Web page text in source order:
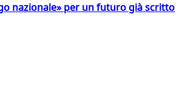
nazionale» per un futuro già scritto